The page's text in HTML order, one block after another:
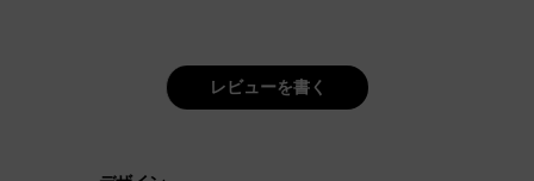
レビューを書く